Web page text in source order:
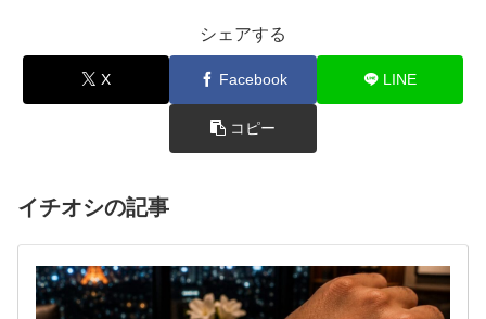
シェアする
X Facebook LINE
コピー
イチオシの記事